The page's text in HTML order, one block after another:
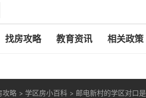
找房攻略 教育资讯 相关政策
攻略 > 学区房小百科 > 邮电新村的学区对口